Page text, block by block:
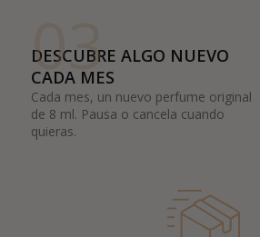
03
DESCUBRE ALGO NUEVO
CADA MES
Cada mes, un nuevo perfume original
de 8 ml. Pausa o cancela cuando
quieras.